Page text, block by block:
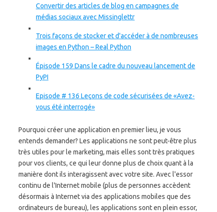
Convertir des articles de blog en campagnes de
médias sociaux avec Missinglettr
Trois façons de stocker et d'accéder à de nombreuses
images en Python – Real Python
Épisode 159 Dans le cadre du nouveau lancement de
PyPI
Episode # 136 Leçons de code sécurisées de «Avez-
vous été interrogé»
Pourquoi créer une application en premier lieu, je vous
entends demander? Les applications ne sont peut-être plus
très utiles pour le marketing, mais elles sont très pratiques
pour vos clients, ce qui leur donne plus de choix quant à la
manière dont ils interagissent avec votre site. Avec l'essor
continu de l'Internet mobile (plus de personnes accèdent
désormais à Internet via des applications mobiles que des
ordinateurs de bureau), les applications sont en plein essor,